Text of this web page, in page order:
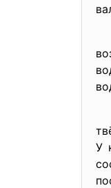
У